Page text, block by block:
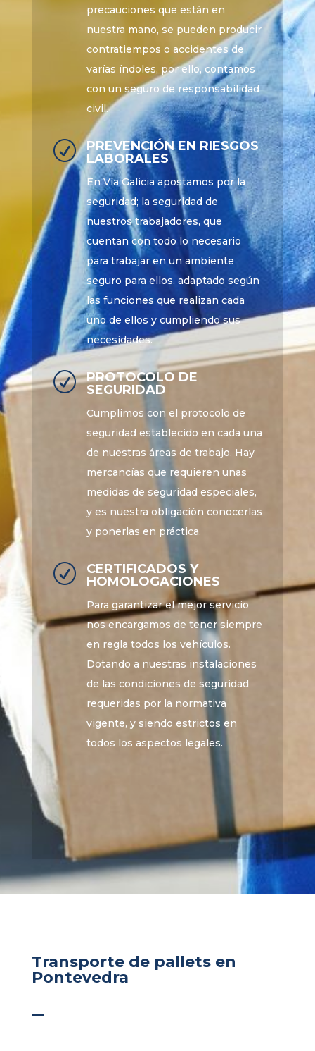
precauciones que están en
nuestra mano, se pueden producir
contratiempos o accidentes de
varías índoles, por ello, contamos
con un seguro de responsabilidad
civil.
R
PREVENCIÓN EN RIESGOS
LABORALES
En Vía Galicia apostamos por la
seguridad; la seguridad de
nuestros trabajadores, que
cuentan con todo lo necesario
para trabajar en un ambiente
seguro para ellos, adaptado según
las funciones que realizan cada
uno de ellos y cumpliendo sus
necesidades.
R
PROTOCOLO DE
SEGURIDAD
Cumplimos con el protocolo de
seguridad establecido en cada una
de nuestras áreas de trabajo. Hay
mercancías que requieren unas
medidas de seguridad especiales,
y es nuestra obligación conocerlas
y ponerlas en práctica.
R
CERTIFICADOS Y
HOMOLOGACIONES
Para garantizar el mejor servicio
nos encargamos de tener siempre
en regla todos los vehículos.
Dotando a nuestras instalaciones
de las condiciones de seguridad
requeridas por la normativa
vigente, y siendo estrictos en
todos los aspectos legales.
Transporte de pallets en
Pontevedra